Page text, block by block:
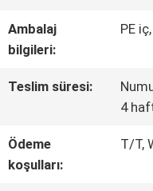
İLETIŞIM
DAVALAR
Ambalaj
bilgileri:
PE
Teslim süresi:
4
Ödeme
koşulları:
T/T,